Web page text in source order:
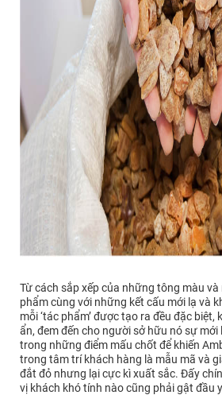
Từ cách sắp xếp của những tông màu
phẩm cùng với những kết cấu mới lạ và
mỗi ‘tác phẩm’ được tạo ra đều đặc biệt,
ẩn, đem đến cho người sở hữu nó sự
trong những điểm mấu chốt để khiến
trong tâm trí khách hàng là mẫu mã và
đắt đỏ nhưng lại cực kì xuất sắc. Đấy
vị khách khó tính nào cũng phải gật đầu